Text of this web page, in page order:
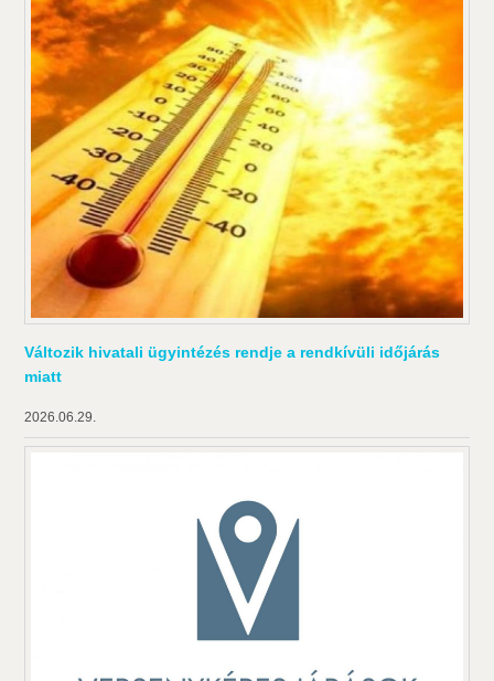
Változik hivatali ügyintézés rendje a rendkívüli időjárás
miatt
2026.06.29.